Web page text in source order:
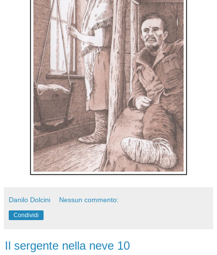
Danilo Dolcini Nessun commento:
Condividi
Il sergente nella neve 10